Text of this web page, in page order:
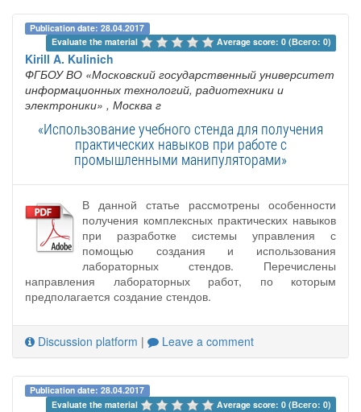
Publication date: 28.04.2017
Evaluate the material
Average score: 0 (Всего: 0)
Kirill A. Kulinich
ФГБОУ ВО «Московский государственный университет
информационных технологий, радиотехники и
электроники» , Москва г
«Использование учебного стенда для получения
практических навыков при работе с
промышленными манипуляторами»
В данной статье рассмотрены особенности
получения комплексных практических навыков
при разработке системы управления с
помощью создания и использования
лабораторных стендов. Перечислены
направления лабораторных работ, по которым
предполагается создание стендов.
Discussion platform | Leave a comment
Publication date: 28.04.2017
Evaluate the material
Average score: 0 (Всего: 0)